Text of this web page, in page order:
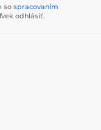
so spracovaním
odhlásiť.